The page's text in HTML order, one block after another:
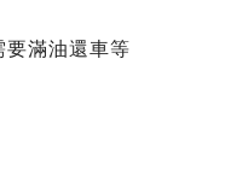
要滿油還車等